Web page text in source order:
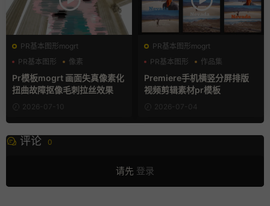
PR基本图形mogrt
PR基本图形
像素
故障特效
Pr模板mogrt 画面失真像素化
扭曲故障抠像毛刺拉丝效果
2026-07-10
PR基本图形mogrt
PR基本图形
作品集
Premiere手机横竖分屏排版
视频剪辑素材pr模板
2026-07-04
评论 0
请先 登录